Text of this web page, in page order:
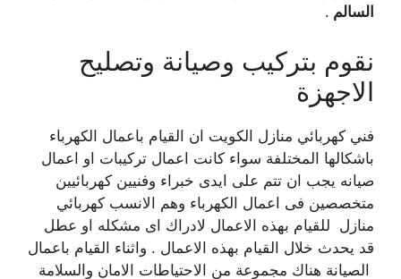
السالم .
نقوم بتركيب وصيانة وتصليح
الاجهزة
فني كهربائي منازل الكويت ان القيام باعمال الكهرباء
باشكالها المختلفة سواء كانت اعمال تركيبات او اعمال
صيانه يجب ان تتم على ايدى خبراء وفنيين كهربائيين
متخصصين فى اعمال الكهرباء وهم الانسب كهربائي
منازل للقيام بهذه الاعمال لادراك اى مشكله او عطل
قد يحدث خلال القيام بهذه الاعمال . واثناء القيام باعمال
الصيانة هناك مجموعة من الاحتياطات الامان والسلامة